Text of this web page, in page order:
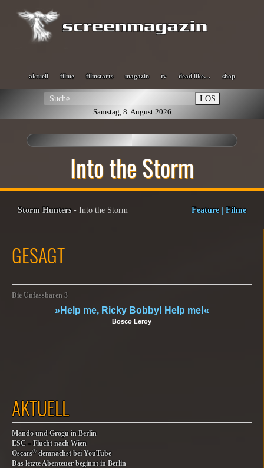
aktuell filme filmstarts magazin tv dead like… shop
LOS
Samstag, 8. August 2026
Into the Storm
Storm Hunters- Into the Storm Feature| Filme
GESAGT
Die Unfassbaren 3
»Help me, Ricky Bobby! Help me!«
Bosco Leroy
AKTUELL
Mando und Grogu in Berlin
ESC – Flucht nach Wien
Oscars® demnächst bei YouTube
Das letzte Abenteuer beginnt in Berlin